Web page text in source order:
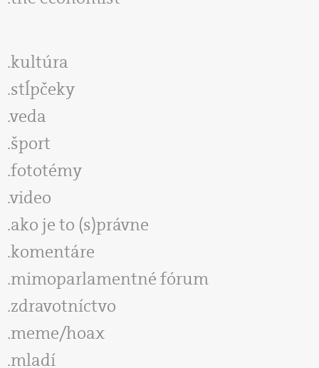
kultúra
stĺpčeky
veda
šport
fototémy
video
ako je to (s)právne
komentáre
mimoparlamentné fórum
zdravotníctvo
meme/hoax
mladí